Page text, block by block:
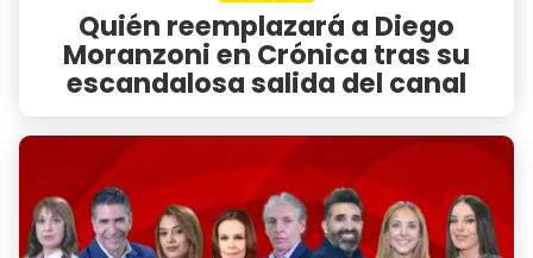
Quién reemplazará a Diego
Moranzoni en Crónica tras su
escandalosa salida del canal